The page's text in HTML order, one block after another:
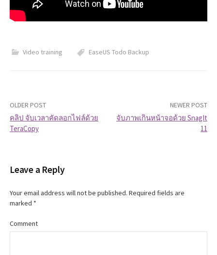
Video training EaseUS Todo Backup
P
s
t
a
OLDER POST
คลิป จับเวลาคัดลอกไฟล์ด้วย
TeraCopy
NEWER POST
จับภาพเกินหน้าจอด้วย SnagIt
11
Leave a Reply
Your email address will not be published. Required fields are
marked *
Comment